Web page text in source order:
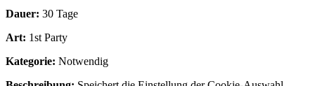
Dauer: 30 Tage
Art: 1st Party
Kategorie: Notwendig